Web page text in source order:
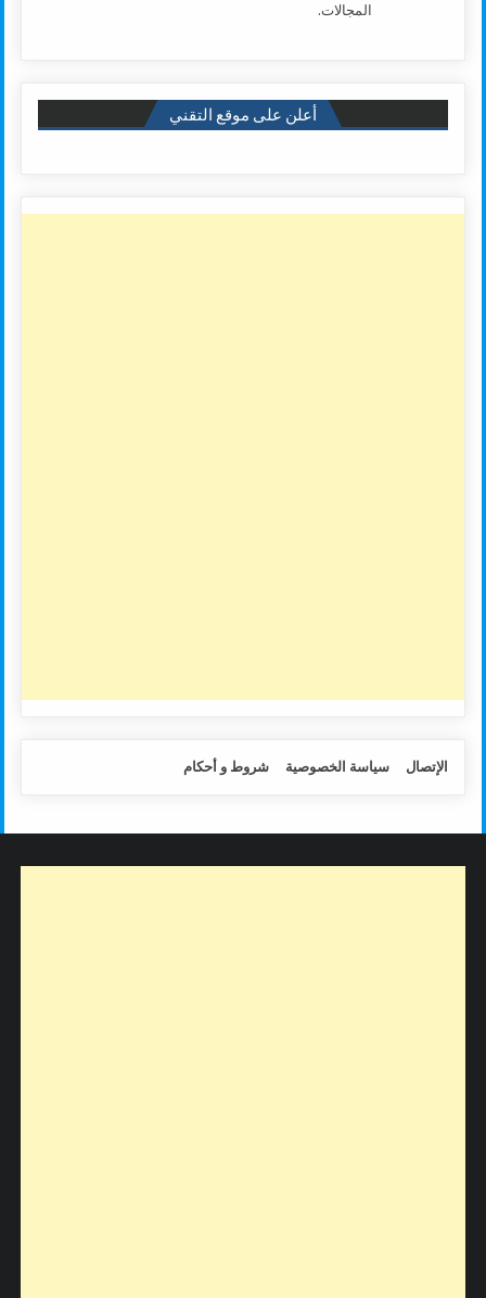
المجالات.
أعلن على موقع التقني
الإتصال سياسة الخصوصية شروط و أحكام